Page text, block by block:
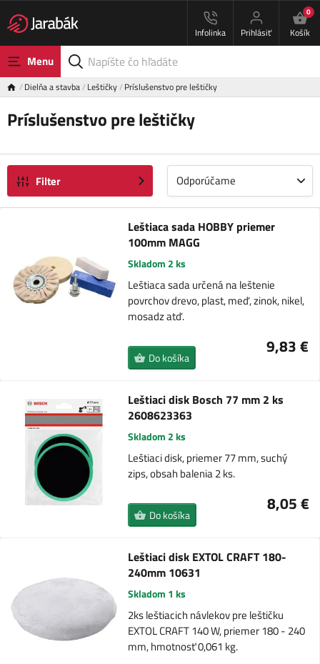
Infolinka Prihlásiť
0
Košík
Menu
Dielňa a stavba Leštičky Príslušenstvo pre leštičky
Príslušenstvo pre leštičky
Filter Odporúčame
Leštiaca sada HOBBY priemer
100mm MAGG
Skladom 2 ks
Leštiaca sada určená na leštenie
povrchov drevo, plast, meď, zinok, nikel,
mosadz atď.
9,83 €
Do košíka
Leštiaci disk Bosch 77 mm 2 ks
2608623363
Skladom 2 ks
Leštiaci disk, priemer 77 mm, suchý
zips, obsah balenia 2 ks.
8,05 €
Do košíka
Leštiaci disk EXTOL CRAFT 180-
240mm 10631
Skladom 1 ks
2ks leštiacich návlekov pre leštičku
EXTOL CRAFT 140 W, priemer 180 - 240
mm, hmotnosť 0,061 kg.